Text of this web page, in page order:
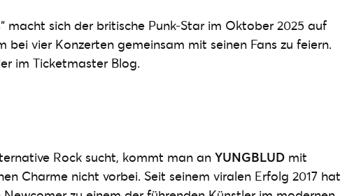
macht sich der britische Punk-Star im Oktober 2025 auf
bei vier Konzerten gemeinsam mit seinen Fans zu feiern.
im Ticketmaster Blog.
Rock sucht, kommt man an YUNGBLUD mit
Charme nicht vorbei. Seit seinem viralen Erfolg 2017 hat